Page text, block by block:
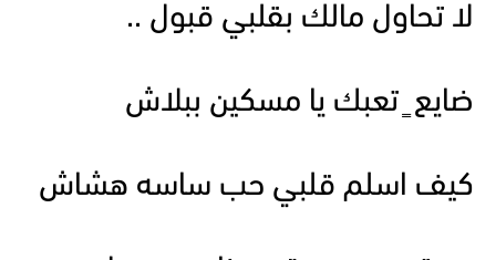
لا تحاول مالك بقلبي قبول ..
ضايع ٍ تعبك يا مسكين ببلاش
كيف اسلم قلبي حب ساسه هشاش